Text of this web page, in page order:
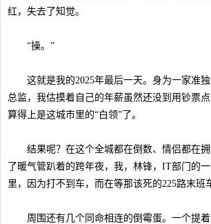
红，失去了知觉。
“操。”
这就是我的2025年最后一天。身为一家准独
总监，我估摸着自己的年薪虽然还没到用钞票
算得上是这城市里的“白领”了。
结果呢？在这个全城都在倒数、情侣都在拥
了暖气管趴着的跨年夜，我，林锋，IT部门的
里，因为打不到车，而在等那该死的225路末班
周围还有几个同命相连的倒霉蛋。一个提着